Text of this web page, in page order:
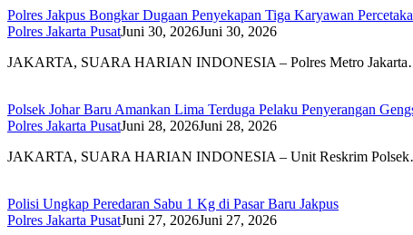
Polres Jakpus Bongkar Dugaan Penyekapan Tiga Karyawan
Polres Jakarta PusatJuni 30, 2026Juni 30, 2026
JAKARTA, SUARA HARIAN INDONESIA – Polres Metro
Polsek Johar Baru Amankan Lima Terduga Pelaku Penyerangan
Polres Jakarta PusatJuni 28, 2026Juni 28, 2026
JAKARTA, SUARA HARIAN INDONESIA – Unit Reskrim
Polisi Ungkap Peredaran Sabu 1 Kg di Pasar Baru Jakpus
Polres Jakarta PusatJuni 27, 2026Juni 27, 2026